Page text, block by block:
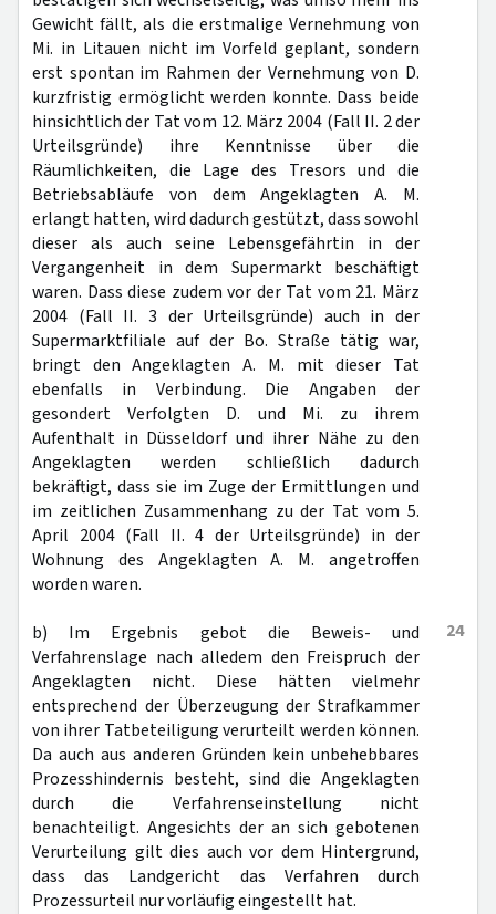
Gewicht fällt, als die erstmalige Vernehmung von
Mi. in Litauen nicht im Vorfeld geplant, sondern
erst spontan im Rahmen der Vernehmung von D.
kurzfristig ermöglicht werden konnte. Dass beide
hinsichtlich der Tat vom 12. März 2004 (Fall II. 2 der
Urteilsgründe) ihre Kenntnisse über die
Räumlichkeiten, die Lage des Tresors und die
Betriebsabläufe von dem Angeklagten A. M.
erlangt hatten, wird dadurch gestützt, dass sowohl
dieser als auch seine Lebensgefährtin in der
Vergangenheit in dem Supermarkt beschäftigt
waren. Dass diese zudem vor der Tat vom 21. März
2004 (Fall II. 3 der Urteilsgründe) auch in der
Supermarktfiliale auf der Bo. Straße tätig war,
bringt den Angeklagten A. M. mit dieser Tat
ebenfalls in Verbindung. Die Angaben der
gesondert Verfolgten D. und Mi. zu ihrem
Aufenthalt in Düsseldorf und ihrer Nähe zu den
Angeklagten werden schließlich dadurch
bekräftigt, dass sie im Zuge der Ermittlungen und
im zeitlichen Zusammenhang zu der Tat vom 5.
April 2004 (Fall II. 4 der Urteilsgründe) in der
Wohnung des Angeklagten A. M. angetroffen
worden waren.
24
b) Im Ergebnis gebot die Beweis- und
Verfahrenslage nach alledem den Freispruch der
Angeklagten nicht. Diese hätten vielmehr
entsprechend der Überzeugung der Strafkammer
von ihrer Tatbeteiligung verurteilt werden können.
Da auch aus anderen Gründen kein unbehebbares
Prozesshindernis besteht, sind die Angeklagten
durch die Verfahrenseinstellung nicht
benachteiligt. Angesichts der an sich gebotenen
Verurteilung gilt dies auch vor dem Hintergrund,
dass das Landgericht das Verfahren durch
Prozessurteil nur vorläufig eingestellt hat.